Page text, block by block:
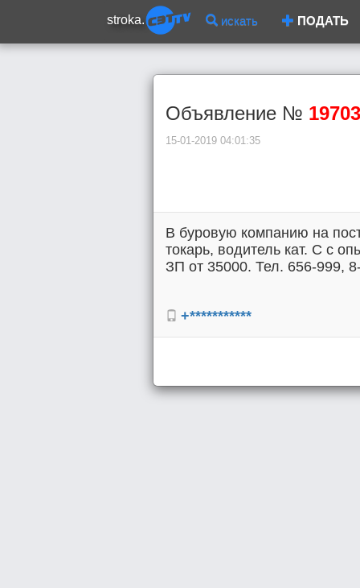
stroka. искать ПОДАТЬ
Объявление № 19703
15-01-2019 04:01:35
В буровую компанию на
токарь, водитель кат. С с
ЗП от 35000. Тел. 656-999,
+***********